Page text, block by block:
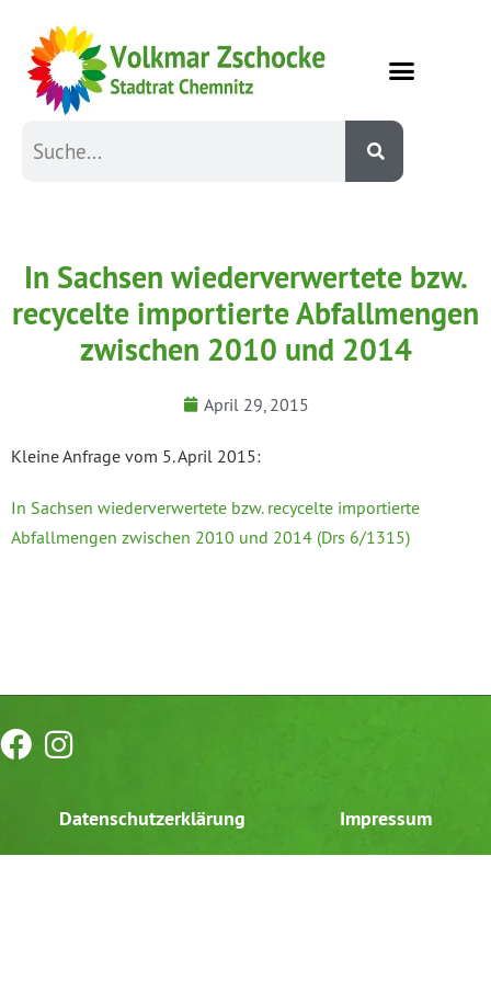
In Sachsen wiederverwertete bzw.
recycelte importierte Abfallmengen
zwischen 2010 und 2014
April 29, 2015
Kleine Anfrage vom 5. April 2015:
In Sachsen wiederverwertete bzw. recycelte importierte
Abfallmengen zwischen 2010 und 2014 (Drs 6/1315)
Datenschutzerklärung Impressum